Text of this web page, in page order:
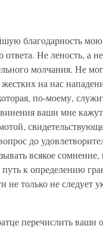
благодарность
ответа. Не леность,
молчания. Не
на нас
по-моему,
ваши мне
до
всякое
к определению
не только не следует
перечислить